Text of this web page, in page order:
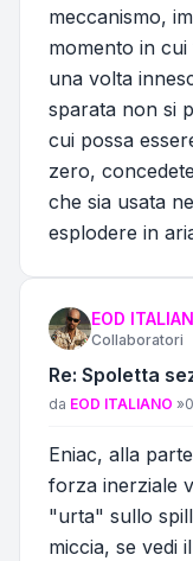
meccanismo,
momento in
una volta
sparata non si
cui possa
zero,
che sia usata
esplodere in
EOD
Collaboratori
Re: Spoletta
Messaggio
da EOD ITALIANO »
Eniac, alla
forza inerziale
"urta" sullo
miccia, se vedi